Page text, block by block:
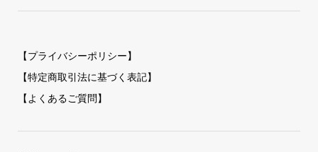
【プライバシーポリシー】
【特定商取引法に基づく表記】
【よくあるご質問】